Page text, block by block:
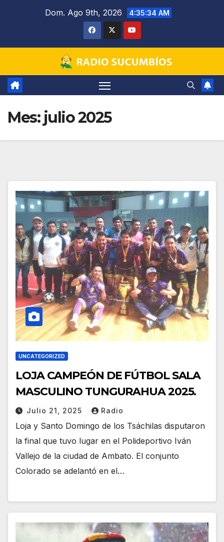
Dom. Ago 9th, 2026 4:35:35 AM
Mes: julio 2025
UNCATEGORIZED
LOJA CAMPEÓN DE FÚTBOL SALA
MASCULINO TUNGURAHUA 2025.
Julio 21, 2025 Radio
Loja y Santo Domingo de los Tsáchilas disputaron
la final que tuvo lugar en el Polideportivo Iván
Vallejo de la ciudad de Ambato. El conjunto
Colorado se adelantó en el…